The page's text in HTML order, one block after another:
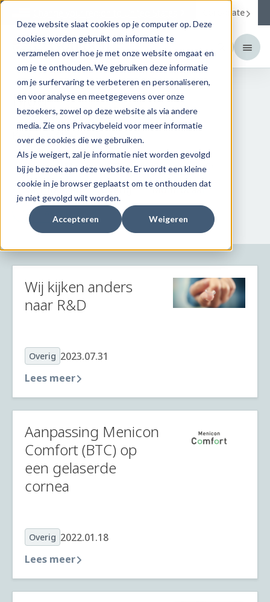
Deze website slaat cookies op je computer op. Deze
cookies worden gebruikt om informatie te
verzamelen over hoe je met onze website omgaat en
om je te onthouden. We gebruiken deze informatie
om je surfervaring te verbeteren en personaliseren,
en voor analyse en meetgegevens over onze
bezoekers, zowel op deze website als via andere
media. Zie ons Privacybeleid voor meer informatie
over de cookies die we gebruiken.
Als je weigert, zal je informatie niet worden gevolgd
bij je bezoek aan deze website. Er wordt een kleine
cookie in je browser geplaatst om te onthouden dat
je niet gevolgd wilt worden.
Accepteren Weigeren
Corporate
Blog
Kies een filter:
Menicon Bloom Topografie
Easyfit
Nachtlenzen
Overig Multifocaal
Meer weergeven
Wij kijken anders
naar R&D
Overig 2023.07.31
Lees meer
Aanpassing Menicon
Comfort (BTC) op
een gelaserde
cornea
Overig 2022.01.18
Lees meer